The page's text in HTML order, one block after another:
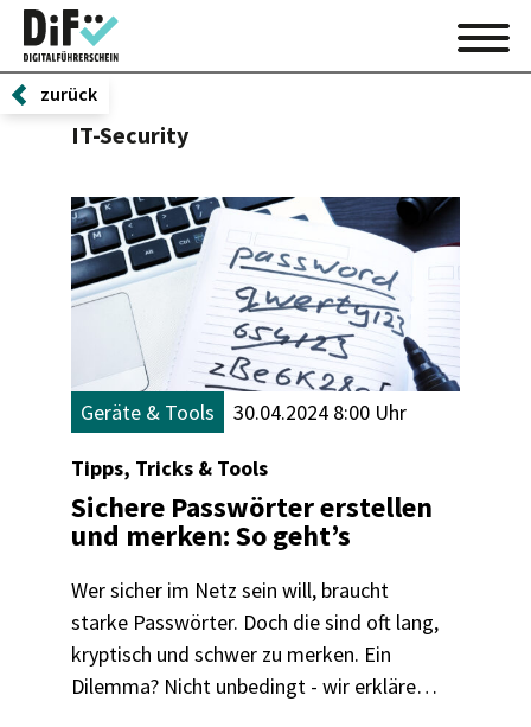
zurück
IT-Security
Geräte & Tools 30.04.2024 8:00 Uhr
Tipps, Tricks & Tools
Sichere Passwörter erstellen
und merken: So geht’s
Wer sicher im Netz sein will, braucht
starke Passwörter. Doch die sind oft lang,
kryptisch und schwer zu merken. Ein
Dilemma? Nicht unbedingt - wir erklären,